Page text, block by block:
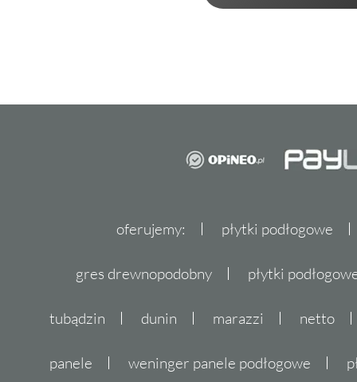
oferujemy: płytki podłogowe
gres drewnopodobny płytki
tubądzin dunin marazzi netto
panele weninger panele podłogowe